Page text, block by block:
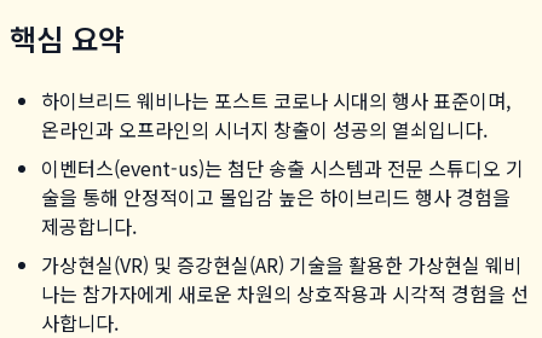
핵심 요약
하이브리드 웨비나는 포스트 코로나 시대의 행사 표준이며,
온라인과 오프라인의 시너지 창출이 성공의 열쇠입니다.
이벤터스(event-us)는 첨단 송출 시스템과 전문 스튜디오 기
술을 통해 안정적이고 몰입감 높은 하이브리드 행사 경험을
제공합니다.
가상현실(VR) 및 증강현실(AR) 기술을 활용한 가상현실 웨비
나는 참가자에게 새로운 차원의 상호작용과 시각적 경험을 선
사합니다.